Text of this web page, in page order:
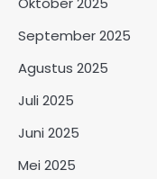
September 2025
Agustus 2025
Juli 2025
Juni 2025
Mei 2025